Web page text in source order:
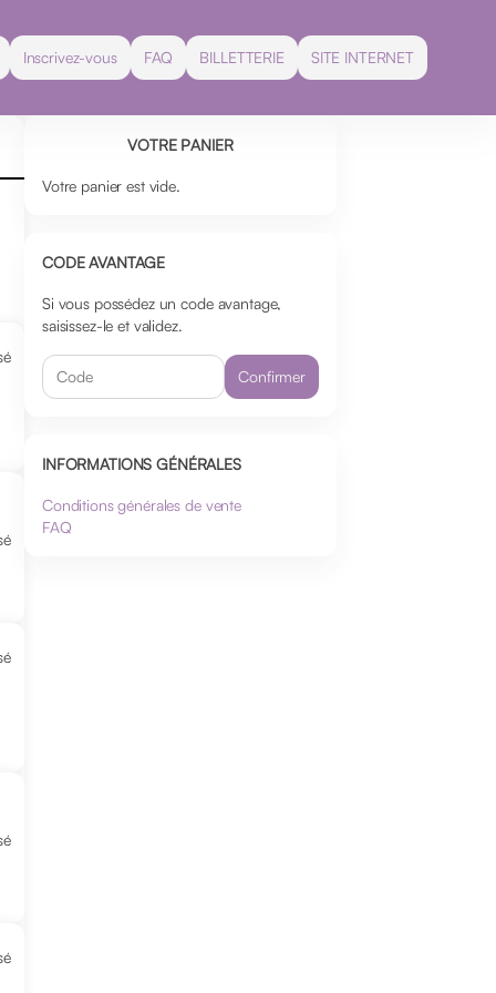
Inscrivez-vous FAQ BILLETTERIE SITE INTERNET
VOTRE PANIER
Votre panier est vide.
CODE AVANTAGE
Si vous possédez un code avantage,
saisissez-le et validez.
Confirmer
INFORMATIONS GÉNÉRALES
Conditions générales de vente
FAQ